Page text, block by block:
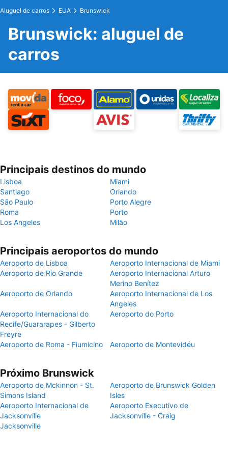
Aluguel de carros EUA Brunswick
Brunswick: aluguel de
carros
Principais destinos do mundo
Lisboa
Miami
Santiago
Orlando
São Paulo
Porto Alegre
Roma
Porto
Los Angeles
Milão
Principais aeroportos do mundo
Aeroporto de Lisboa
Aeroporto Internacional de Miami
Aeroporto de Rio Grande
Aeroporto Internacional Arturo
Merino Benítez
Aeroporto de Orlando
Aeroporto Internacional de Los
Angeles
Aeroporto Internacional do
Recife/Guararapes - Gilberto
Freyre
Aeroporto do Porto
Aeroporto de Roma - Fiumicino Aeroporto de Montevidéu
Próximo Brunswick
Aeroporto de Mckinnon - St.
Simons Island
Aeroporto de Brunswick Golden
Isles
Aeroporto Internacional de
Jacksonville
Aeroporto Executivo de
Jacksonville - Craig
Jacksonville